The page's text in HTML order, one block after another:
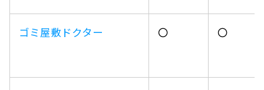
ゴミ屋敷ドクター 〇 〇